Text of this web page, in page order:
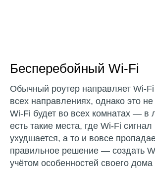
Бесперебойный Wi-Fi
Обычный роутер направляет Wi-
всех направлениях, однако это не
Wi-Fi будет во всех комнатах —
есть такие места, где Wi-Fi
ухудшается, а то и вовсе
правильное решение — создать
учётом особенностей своего дома